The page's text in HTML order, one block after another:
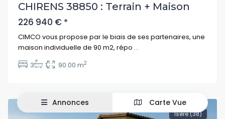
CHIRENS 38850 : Terrain + Maison
226 940 € *
CIMCO vous propose par le biais de ses partenaires, une
maison individuelle de 90 m2, répo
3 1 90.00 m2
Isère (38)
Annonces Carte Vue